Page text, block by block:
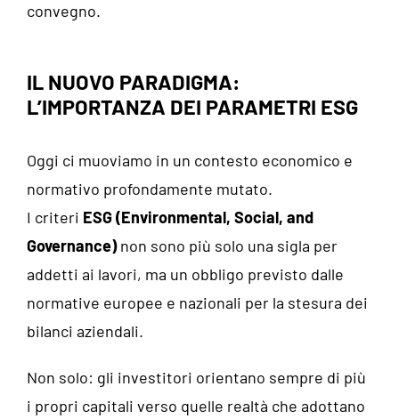
convegno.
IL NUOVO PARADIGMA:
L’IMPORTANZA DEI PARAMETRI ESG
Oggi ci muoviamo in un contesto economico e
normativo profondamente mutato.
I criteri ESG (Environmental, Social, and
Governance)non sono più solo una sigla per
addetti ai lavori, ma un obbligo previsto dalle
normative europee e nazionali per la stesura dei
bilanci aziendali.
Non solo: gli investitori orientano sempre di più
i propri capitali verso quelle realtà che adottano